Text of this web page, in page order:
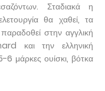
Σταδιακά η
θα χαθεί, τα
στην αγγλική
και την ελληνική
μάρκες ουίσκι, βότκα